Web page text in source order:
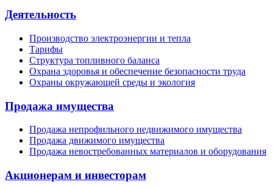
Деятельность
Производство электроэнергии и тепла
Тарифы
Структура топливного баланса
Охрана здоровья и обеспечение безопасности труда
Охраны окружающей среды и экология
Продажа имущества
Продажа непрофильного недвижимого имущества
Продажа движимого имущества
Продажа невостребованных материалов и оборудования
Акционерам и инвесторам